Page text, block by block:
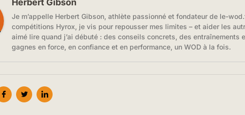
Herbert Gibson
Je m’appelle Herbert Gibson, athlète passionné et fondateur de le-
compétitions Hyrox, je vis pour repousser mes limites – et aider les
aimé lire quand j’ai débuté : des conseils concrets, des
gagnes en force, en confiance et en performance, un WOD à la fois.